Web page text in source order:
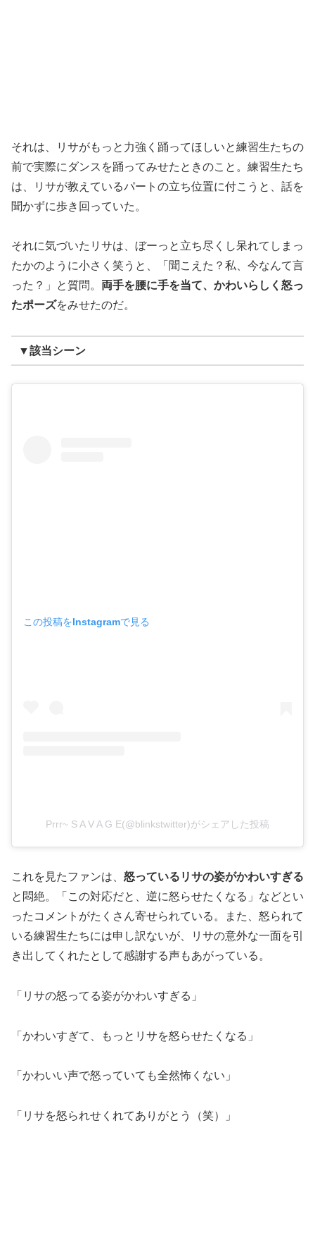
それは、リサがもっと力強く踊ってほしいと練習生たちの
前で実際にダンスを踊ってみせたときのこと。練習生たち
は、リサが教えているパートの立ち位置に付こうと、話を
聞かずに歩き回っていた。
それに気づいたリサは、ぼーっと立ち尽くし呆れてしまっ
たかのように小さく笑うと、「聞こえた？私、今なんて言
った？」と質問。 両手を腰に手を当て、かわいらしく怒っ
たポーズをみせたのだ。
▼該当シーン
この投稿をInstagramで見る
Prrr~ S A V A G E(@blinkstwitter)がシェアした投稿
これを見たファンは、 怒っているリサの姿がかわいすぎる
と悶絶。「この対応だと、逆に怒らせたくなる」などとい
ったコメントがたくさん寄せられている。また、怒られて
いる練習生たちには申し訳ないが、リサの意外な一面を引
き出してくれたとして感謝する声もあがっている。
「リサの怒ってる姿がかわいすぎる」
「かわいすぎて、もっとリサを怒らせたくなる」
「かわいい声で怒っていても全然怖くない」
「リサを怒られせくれてありがとう（笑）」